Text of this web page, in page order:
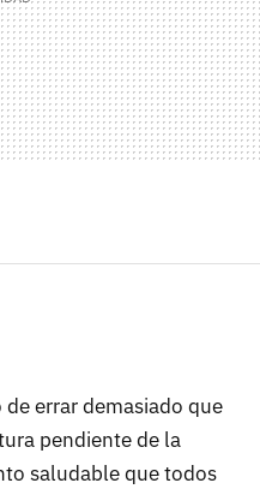
errar demasiado que
pendiente de la
saludable que todos